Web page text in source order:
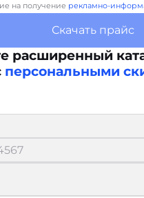
на получение рекламно-
Скачать прайс
расширенный
персональными